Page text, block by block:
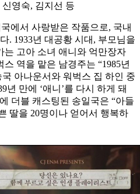
영숙, 김지선 등
에서 사랑받은 작품으로, 국내
. 1933년 대공황 시대, 부모님을
는 고아 소녀 애니와 억만장자
역을 맡은 남경주는 “1985년
아나운서와 워벅스 집 하인 중
년 만에 ‘애니’를 다시 하게 돼
더블 캐스팅된 송일국은 “아들
딸을 20명이나 얻어서 행복하